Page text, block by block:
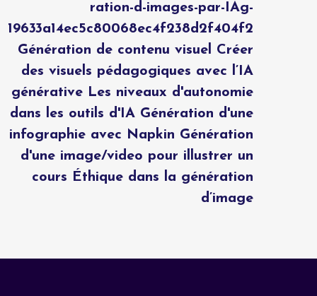
ration-d-images-par-IAg-
19633a14ec5c80068ec4f238d2f404f2
Génération de contenu visuel Créer
des visuels pédagogiques avec l’IA
générative Les niveaux d'autonomie
dans les outils d'IA Génération d'une
infographie avec Napkin Génération
d'une image/video pour illustrer un
cours Éthique dans la génération
d’image